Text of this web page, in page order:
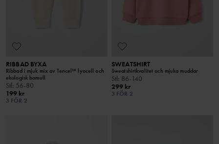
RIBBAD BYXA
Ribbad i mjuk mix av Tencel™ lyocell och
ekologisk bomull
Stl: 56-80
199 kr
3 FÖR 2
SWEATSHIRT
Sweatshirtkvalitet och mjuka muddar
Stl: 86-140
299 kr
3 FÖR 2